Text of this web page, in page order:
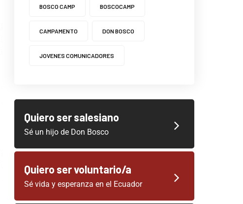
BOSCO CAMP BOSCOCAMP
CAMPAMENTO DON BOSCO
JOVENES COMUNICADORES
Quiero ser salesiano
Sé un hijo de Don Bosco
Quiero ser voluntario/a
Sé vida y esperanza en el Ecuador